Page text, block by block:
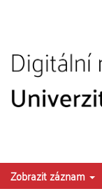
Zobrazit záznam